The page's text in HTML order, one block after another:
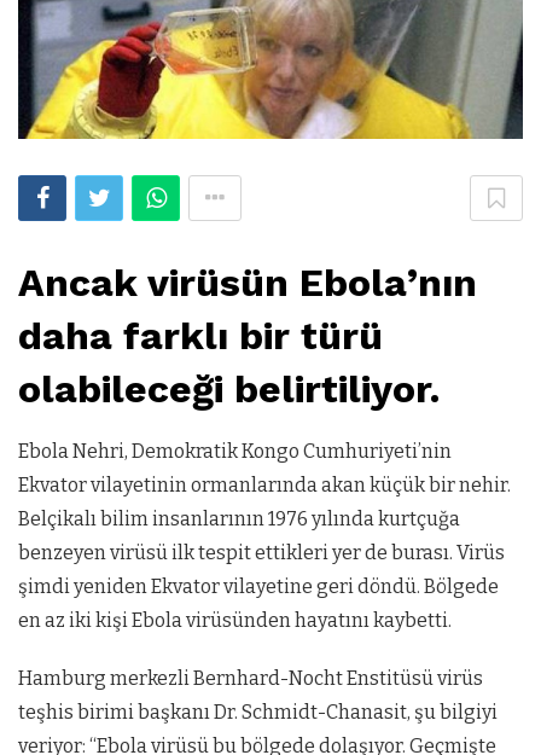
Ancak virüsün Ebola’nın
daha farklı bir türü
olabileceği belirtiliyor.
Ebola Nehri, Demokratik Kongo Cumhuriyeti’nin
Ekvator vilayetinin ormanlarında akan küçük bir nehir.
Belçikalı bilim insanlarının 1976 yılında kurtçuğa
benzeyen virüsü ilk tespit ettikleri yer de burası. Virüs
şimdi yeniden Ekvator vilayetine geri döndü. Bölgede
en az iki kişi Ebola virüsünden hayatını kaybetti.
Hamburg merkezli Bernhard-Nocht Enstitüsü virüs
teşhis birimi başkanı Dr. Schmidt-Chanasit, şu bilgiyi
veriyor: “Ebola virüsü bu bölgede dolaşıyor. Geçmişte